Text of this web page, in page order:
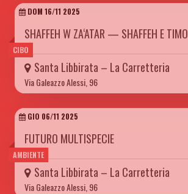
CIBO
DOM 16/11 2025
SHAFFEH W ZA‘ATAR — SHAFFEH E TIMO
Santa Libbirata – La Carretteria
Via Galeazzo Alessi, 96
AMBIENTE
GIO 06/11 2025
FUTURO MULTISPECIE
Santa Libbirata – La Carretteria
Via Galeazzo Alessi, 96